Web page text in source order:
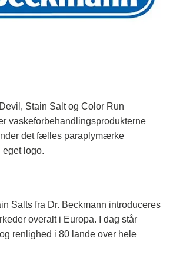
Stain Salt og Color Run
vaskeforbehandlingsprodukterne
det fælles paraplymærke
eget logo.
Salts fra Dr. Beckmann introduceres
overalt i Europa. I dag står
renlighed i 80 lande over hele